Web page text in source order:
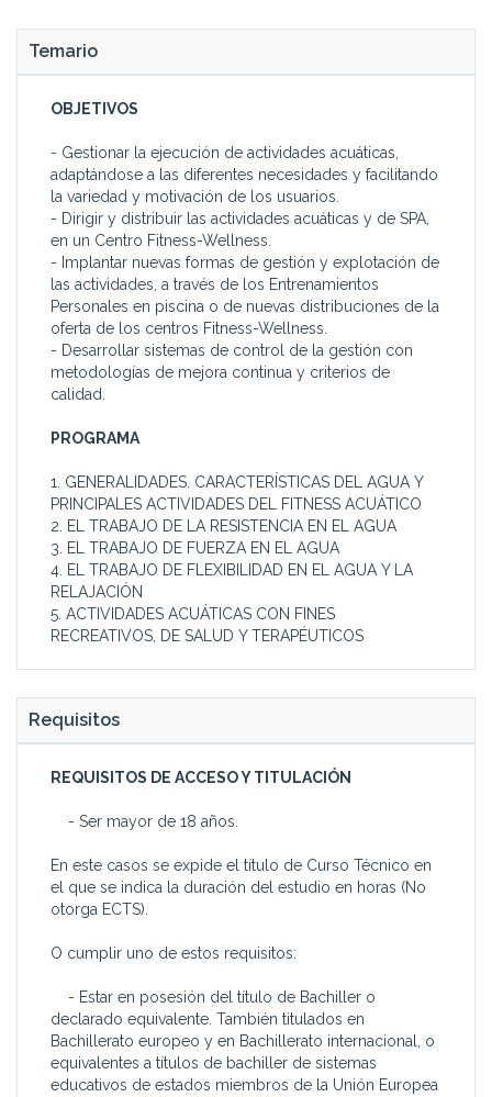
Temario
OBJETIVOS
- Gestionar la ejecución de actividades acuáticas,
adaptándose a las diferentes necesidades y facilitando
la variedad y motivación de los usuarios.
- Dirigir y distribuir las actividades acuáticas y de SPA,
en un Centro Fitness-Wellness.
- Implantar nuevas formas de gestión y explotación de
las actividades, a través de los Entrenamientos
Personales en piscina o de nuevas distribuciones de la
oferta de los centros Fitness-Wellness.
- Desarrollar sistemas de control de la gestión con
metodologías de mejora continua y criterios de
calidad.
PROGRAMA
1. GENERALIDADES. CARACTERÍSTICAS DEL AGUA Y
PRINCIPALES ACTIVIDADES DEL FITNESS ACUÁTICO
2. EL TRABAJO DE LA RESISTENCIA EN EL AGUA
3. EL TRABAJO DE FUERZA EN EL AGUA
4. EL TRABAJO DE FLEXIBILIDAD EN EL AGUA Y LA
RELAJACIÓN
5. ACTIVIDADES ACUÁTICAS CON FINES
RECREATIVOS, DE SALUD Y TERAPÉUTICOS
Requisitos
REQUISITOS DE ACCESO Y TITULACIÓN
- Ser mayor de 18 años.
En este casos se expide el título de Curso Técnico en
el que se indica la duración del estudio en horas (No
otorga ECTS).
O cumplir uno de estos requisitos:
- Estar en posesión del título de Bachiller o
declarado equivalente. También titulados en
Bachillerato europeo y en Bachillerato internacional, o
equivalentes a títulos de bachiller de sistemas
educativos de estados miembros de la Unión Europea